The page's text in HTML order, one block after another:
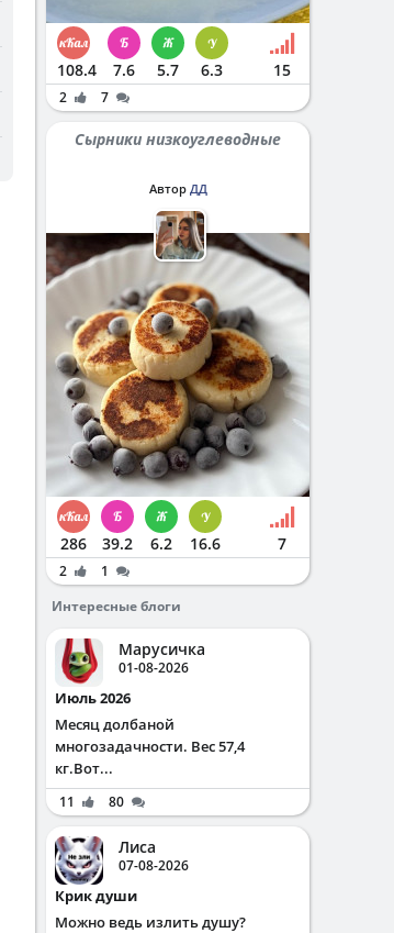
108.4 7.6 5.7 6.3 15
2 7
Сырники низкоуглеводные
Автор ДД
286 39.2 6.2 16.6 7
2
1
Интересные блоги
Марусичка
01-08-2026
Июль 2026
Месяц долбаной
многозадачности. Вес 57,4
кг.Вот...
11 80
Лиса
07-08-2026
Крик души
Можно ведь излить душу?